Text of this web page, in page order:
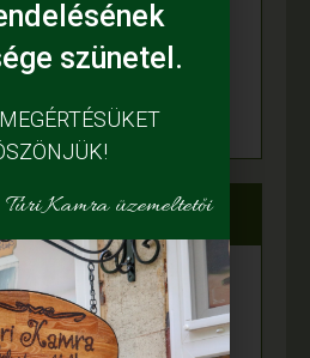
Éva tanyáján
Adamcsik tanyára
szünetel.
Túri Kamra üzemeltetői